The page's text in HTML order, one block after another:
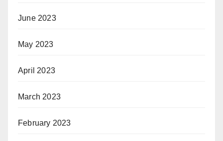
June 2023
May 2023
April 2023
March 2023
February 2023